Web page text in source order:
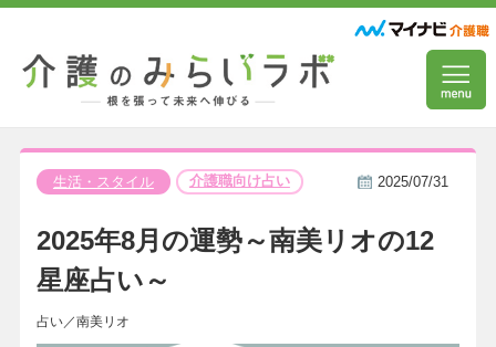
生活・スタイル 介護職向け占い 2025/07/31
2025年8月の運勢～南美リオの12
星座占い～
占い／南美リオ